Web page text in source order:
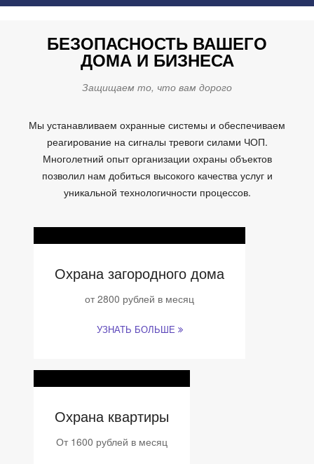
БЕЗОПАСНОСТЬ ВАШЕГО
ДОМА И БИЗНЕСА
Защищаем то, что вам дорого
Мы устанавливаем охранные системы и обеспечиваем
реагирование на сигналы тревоги силами ЧОП.
Многолетний опыт организации охраны объектов
позволил нам добиться высокого качества услуг и
уникальной технологичности процессов.
Охрана загородного дома
от 2800 рублей в месяц
УЗНАТЬ БОЛЬШЕ
Охрана квартиры
От 1600 рублей в месяц